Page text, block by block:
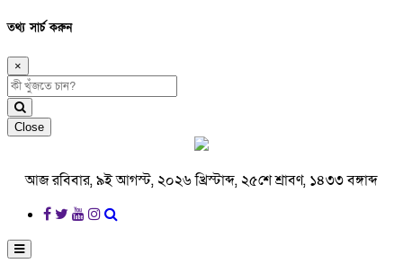
তথ্য সার্চ করুন
×
Close
আজ রবিবার, ৯ই আগস্ট, ২০২৬ খ্রিস্টাব্দ, ২৫শে শ্রাবণ, ১৪৩৩ বঙ্গাব্দ